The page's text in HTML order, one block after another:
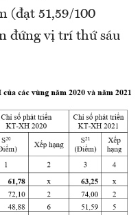
(đạt 51,59/100
đứng vị trí thứ sáu